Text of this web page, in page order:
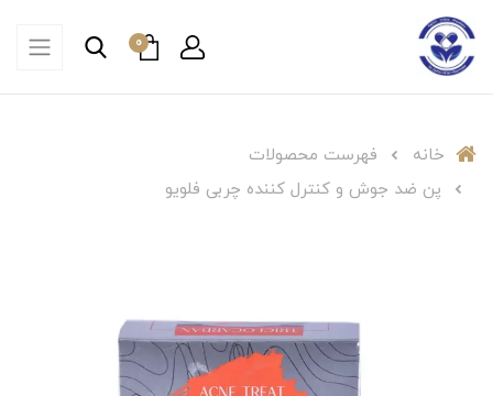
0
خانه
فهرست محصولات
پن ضد جوش و کنترل کننده چربی فلویو